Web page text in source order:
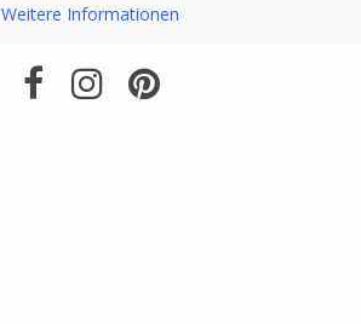
Weitere Informationen